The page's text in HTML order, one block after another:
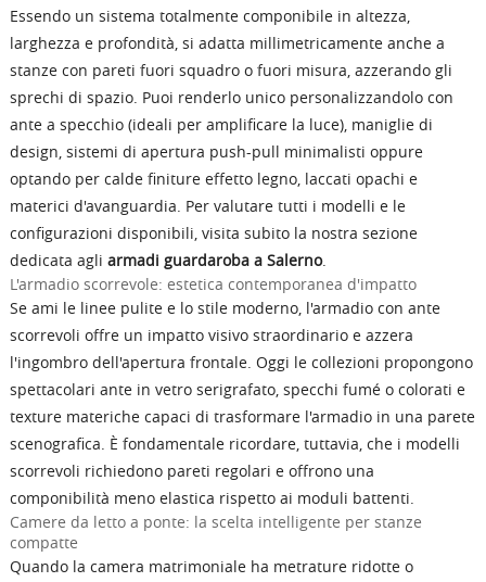
Essendo un sistema totalmente componibile in altezza,
larghezza e profondità, si adatta millimetricamente anche a
stanze con pareti fuori squadro o fuori misura, azzerando gli
sprechi di spazio. Puoi renderlo unico personalizzandolo con
ante a specchio (ideali per amplificare la luce), maniglie di
design, sistemi di apertura push-pull minimalisti oppure
optando per calde finiture effetto legno, laccati opachi e
materici d'avanguardia. Per valutare tutti i modelli e le
configurazioni disponibili, visita subito la nostra sezione
dedicata agli armadi guardaroba a Salerno.
L'armadio scorrevole: estetica contemporanea d'impatto
Se ami le linee pulite e lo stile moderno, l'armadio con ante
scorrevoli offre un impatto visivo straordinario e azzera
l'ingombro dell'apertura frontale. Oggi le collezioni propongono
spettacolari ante in vetro serigrafato, specchi fumé o colorati e
texture materiche capaci di trasformare l'armadio in una parete
scenografica. È fondamentale ricordare, tuttavia, che i modelli
scorrevoli richiedono pareti regolari e offrono una
componibilità meno elastica rispetto ai moduli battenti.
Camere da letto a ponte: la scelta intelligente per stanze
compatte
Quando la camera matrimoniale ha metrature ridotte o